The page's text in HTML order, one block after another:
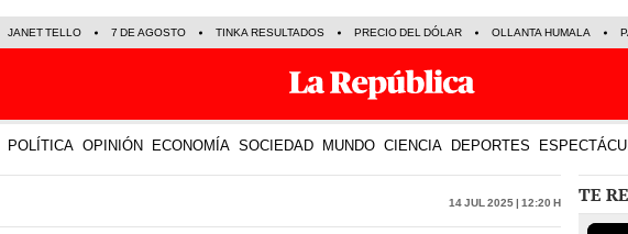
JANET TELLO 7 DE AGOSTO TINKA RESULTADOS PRECIO DEL DÓLAR OLLANTA HUMALA
POLÍTICA OPINIÓN ECONOMÍA SOCIEDAD MUNDO CIENCIA DEPORTES
14 Jul 2025 | 12:20 h TE